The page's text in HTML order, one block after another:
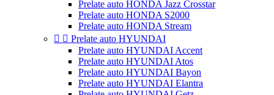
Prelate auto HONDA Jazz Crosstar
Prelate auto HONDA S2000
Prelate auto HONDA Stream
  Prelate auto HYUNDAI
Prelate auto HYUNDAI Accent
Prelate auto HYUNDAI Atos
Prelate auto HYUNDAI Bayon
Prelate auto HYUNDAI Elantra